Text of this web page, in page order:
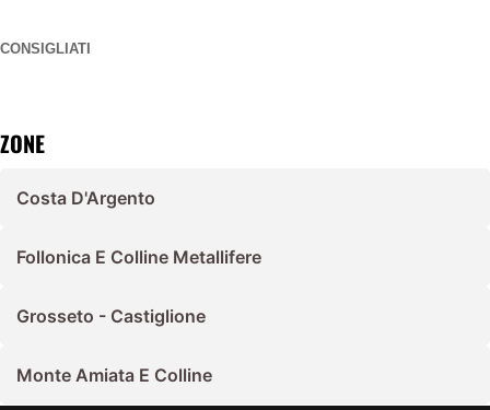
CONSIGLIATI
ZONE
Costa D'Argento
Follonica E Colline Metallifere
Grosseto - Castiglione
Monte Amiata E Colline